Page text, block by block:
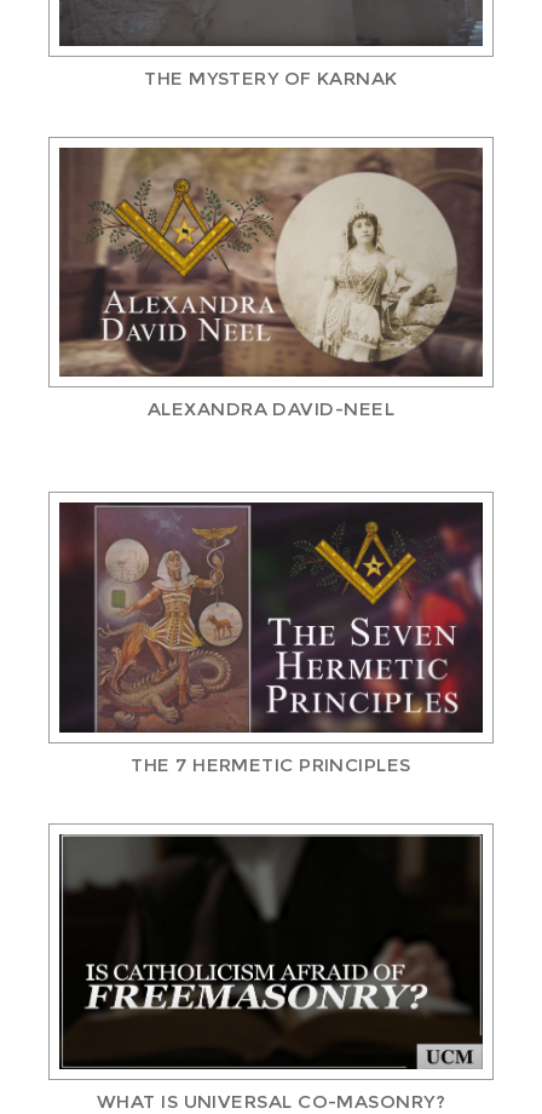
THE MYSTERY OF KARNAK
ALEXANDRA DAVID-NEEL
THE 7 HERMETIC PRINCIPLES
WHAT IS UNIVERSAL CO-MASONRY?